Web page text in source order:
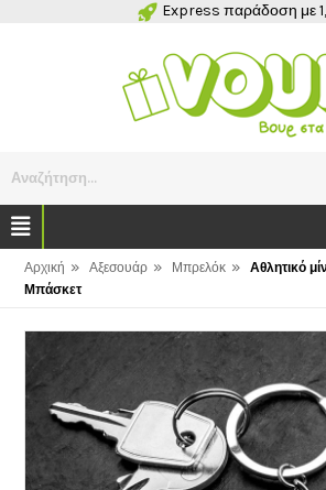
Express παράδοση με
Αναζήτηση...
Αρχική » Αξεσουάρ » Μπρελόκ »
Αθλητικό
Μπάσκετ